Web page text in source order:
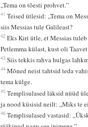
„Tema on tõesti prohvet.”
41 Teised ütlesid: „Tema on
siis Messias tule Galileast?
42 Eks Kiri ütle, et Messias
Petlemma külast, kust oli
43 Siis tekkis rahva hulgas
44 Mõned neist tahtsid teda
tema külge.
45 Templisulased läksid nüüd
ja nood küsisid neilt: „Miks te
46 Templisulased vastasid: